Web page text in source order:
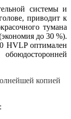
системы и
приводит к
тумана
до 30 %).
HVLP оптимален
копией